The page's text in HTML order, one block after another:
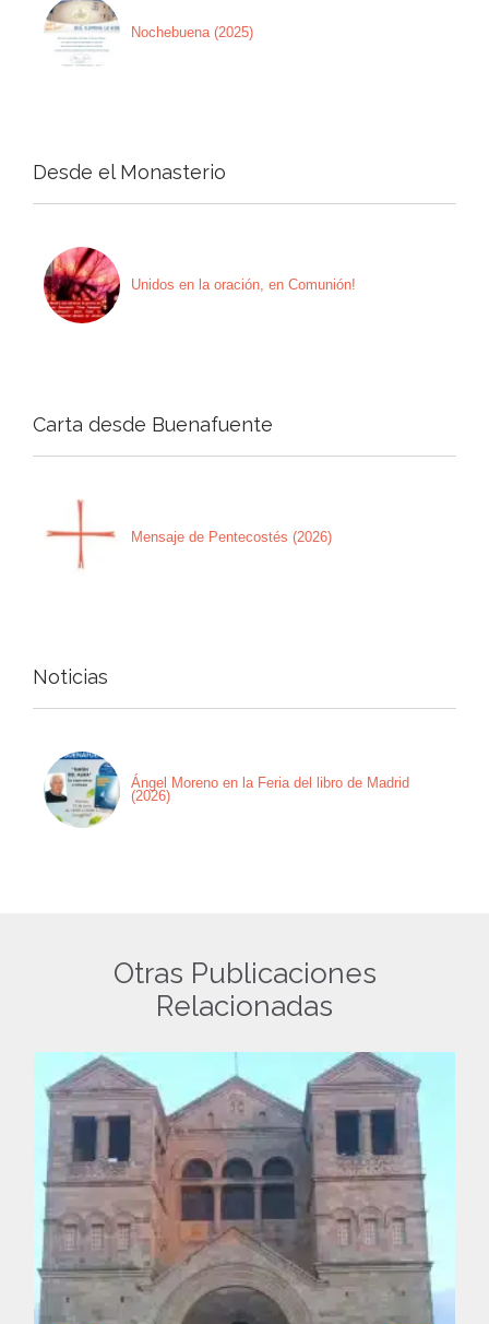
Nochebuena (2025)
Desde el Monasterio
Unidos en la oración, en Comunión!
Carta desde Buenafuente
Mensaje de Pentecostés (2026)
Noticias
Ángel Moreno en la Feria del libro de Madrid
(2026)
Otras Publicaciones
Relacionadas